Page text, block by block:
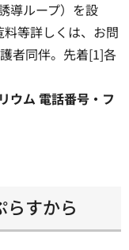
導ループ）を設
等詳しくは、お問
者同伴。先着[1]各
ウム 電話番号・フ
らすから